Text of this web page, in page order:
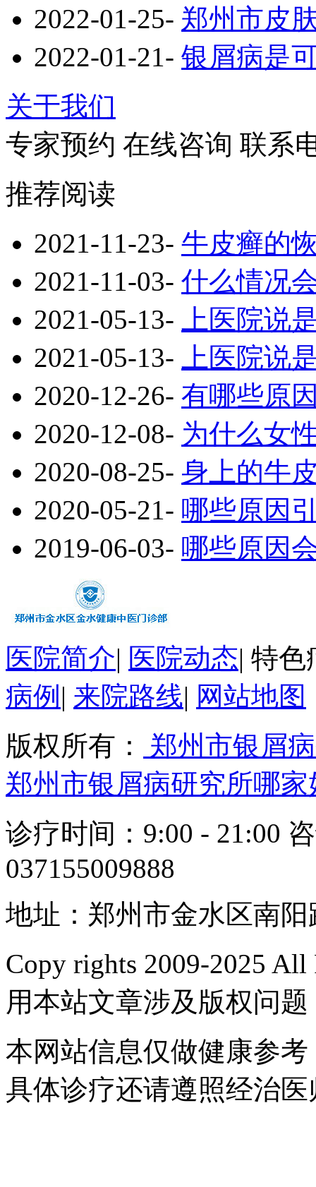
2022-01-25- 郑州市皮
2022-01-21- 银屑病是
关于我们
专家预约 在线咨询 联系
推荐阅读
2021-11-23- 牛皮癣的
2021-11-03- 什么情况
2021-05-13-
上医院说
2021-05-13-
上医院说
2020-12-26- 有哪些原
2020-12-08- 为什么女
2020-08-25- 身上的牛
2020-05-21- 哪些原因
2019-06-03- 哪些原因
医院简介| 医院动态| 特色
病例 | 来院路线| 网站地图
版权所有：
郑州市银屑
郑州市银屑病研究所哪家
诊疗时间：9:00 - 21:00
037155009888
地址：郑州市金水区南阳
Copy rights 2009-2025
用本站文章涉及版权问
本网站信息仅做健康参
具体诊疗还请遵照经治医